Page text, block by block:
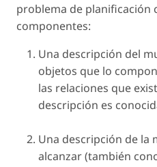
problema de planificación
componentes:
Una descripción del
objetos que lo
las relaciones que
descripción es
Una descripción de la
alcanzar (también